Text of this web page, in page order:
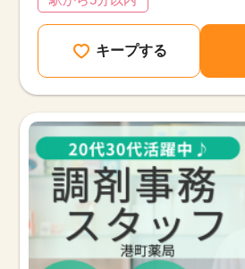
キープする